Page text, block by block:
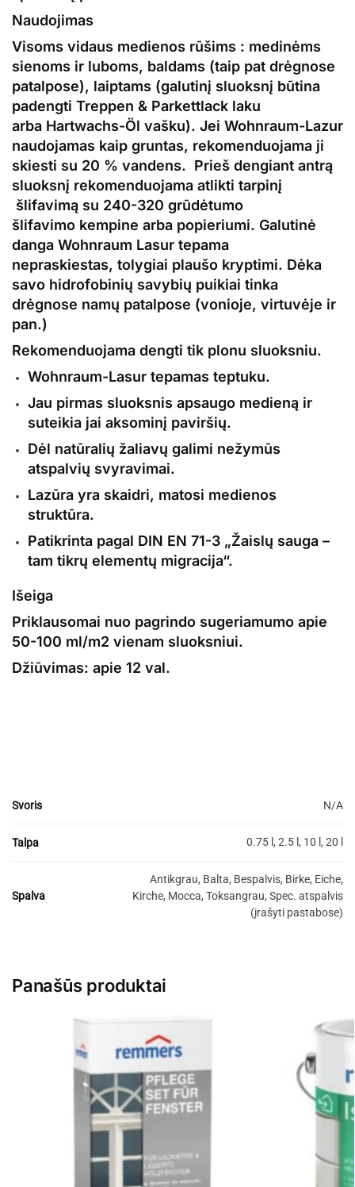
Naudojimas
Visoms vidaus medienos rūšims : medinėms
sienoms ir luboms, baldams (taip pat drėgnose
patalpose), laiptams (galutinį sluoksnį būtina
padengti Treppen & Parkettlack laku
arba Hartwachs-Öl vašku). Jei Wohnraum-Lazur
naudojamas kaip gruntas, rekomenduojama ji
skiesti su 20 % vandens. Prieš dengiant antrą
sluoksnį rekomenduojama atlikti tarpinį
šlifavimą su 240-320 grūdėtumo
šlifavimo kempine arba popieriumi. Galutinė
danga Wohnraum Lasur tepama
nepraskiestas, tolygiai plaušo kryptimi. Dėka
savo hidrofobinių savybių puikiai tinka
drėgnose namų patalpose (vonioje, virtuvėje ir
pan.)
Rekomenduojama dengti tik plonu sluoksniu.
Wohnraum-Lasur tepamas teptuku.
Jau pirmas sluoksnis apsaugo medieną ir
suteikia jai aksominį paviršių.
Dėl natūralių žaliavų galimi nežymūs
atspalvių svyravimai.
Lazūra yra skaidri, matosi medienos
struktūra.
Patikrinta pagal DIN EN 71-3 „Žaislų sauga –
tam tikrų elementų migracija“.
Išeiga
Priklausomai nuo pagrindo sugeriamumo apie
50-100 ml/m2 vienam sluoksniui.
Džiūvimas: apie 12 val.
Svoris N/A
Talpa 0.75 l, 2.5 l, 10 l, 20 l
Spalva
Antikgrau, Balta, Bespalvis, Birke, Eiche,
Kirche, Mocca, Toksangrau, Spec. atspalvis
(įrašyti pastabose)
Panašūs produktai